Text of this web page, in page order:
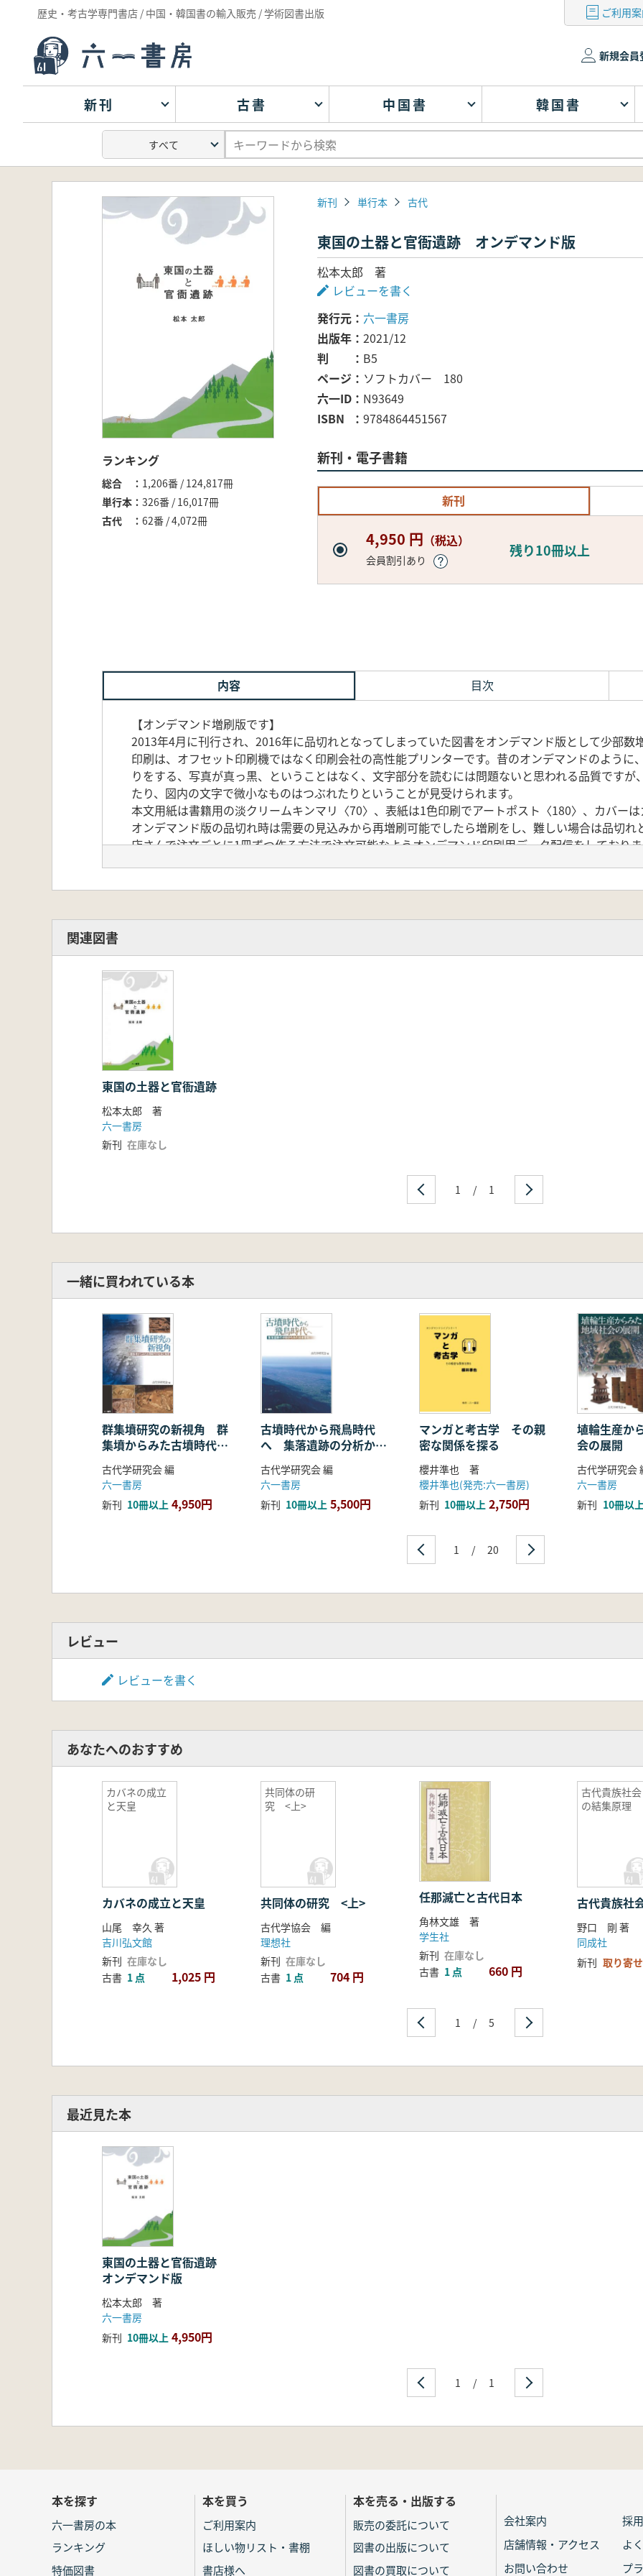
歴史・考古学専門書店 / 中国・韓国書の輸入販売 / 学術図書出版 ご利用
新規会員
新刊 古書 中国書 韓国書
ランキング
総合
1,206番 / 124,817冊
単行本
326番 / 16,017冊
古代
62番 / 4,072冊
新刊 単行本 古代
東国の土器と官衙遺跡 オンデマンド版
松本太郎 著
レビューを書く
発行元
六一書房
出版年
2021/12
判
B5
ページ
ソフトカバー 180
六一ID
N93649
ISBN
9784864451567
新刊・電子書籍
新刊
4,950 円 （税込）
会員割引あり
残り10冊以上
内容 目次
【オンデマンド増刷版です】
2013年4月に刊行され、2016年に品切れとなってしまっていた図書をオンデマンド版として少部数
印刷は、オフセット印刷機ではなく印刷会社の高性能プリンターです。昔のオンデマンドのように
りをする、写真が真っ黒、ということはなく、文字部分を読むには問題ないと思われる品質です
たり、図内の文字で微小なものはつぶれたりということが見受けられます。
本文用紙は書籍用の淡クリームキンマリ〈70〉、表紙は1色印刷でアートポスト〈180〉、カバーは
オンデマンド版の品切れ時は需要の見込みから再増刷可能でしたら増刷をし、難しい場合は品切
店さんで注文ごとに1冊ずつ作る方法で注文可能なようオンデマンド印刷用データ配信をしており
内容
本書はこのような視角で、製作技法,胎土、産地同定、材質、器種構成など、土器研究の基礎的要
第3章では925遺構から出土した約4,359kgもの土器を分類,集計して客観性の高い数値から房総地域
東国各地の官衙関連遺跡と対比してまとめ、歴史的背景に言及したのが第4章である。
(総合研究大学院大学の学位論文をもとに刊行)
関連図書
東国の土器と官衙遺跡
松本太郎 著
六一書房
新刊 在庫なし
1 / 1
一緒に買われている本
群集墳研究の新視角 群
集墳からみた古墳時代の
社会と集団
古代学研究会 編
六一書房
新刊 10冊以上 4,950円
古墳時代から飛鳥時代
へ 集落遺跡の分析から
みた社会変化
古代学研究会 編
六一書房
新刊 10冊以上 5,500円
マンガと考古学 その親
密な関係を探る
櫻井準也 著
櫻井準也(発売:六一書房)
新刊 10冊以上 2,750円
埴輪生産か
会の展開
古代学研究会
六一書房
新刊 10冊以
1 / 20
レビュー
レビューを書く
あなたへのおすすめ
カバネの成立
と天皇
カバネの成立と天皇
山尾 幸久 著
吉川弘文館
新刊 在庫なし
古書 1 点 1,025 円
共同体の研
究 <上>
共同体の研究 <上>
古代学協会 編
理想社
新刊 在庫なし
古書 1 点 704 円
任那滅亡と古代日本
角林文雄 著
学生社
新刊 在庫なし
古書 1 点 660 円
古代貴族社会
の結集原理
古代貴族社
野口 剛 著
同成社
新刊 取り寄せ
1 / 5
最近見た本
東国の土器と官衙遺跡
オンデマンド版
松本太郎 著
六一書房
新刊 10冊以上 4,950円
1 / 1
本を探す
六一書房の本
ランキング
特価図書
本を買う
ご利用案内
ほしい物リスト・書棚
書店様へ
本を売る・出版する
販売の委託について
図書の出版について
図書の買取について
会社案内
採
店舗情報・アクセス
よ
お問い合わせ
プ